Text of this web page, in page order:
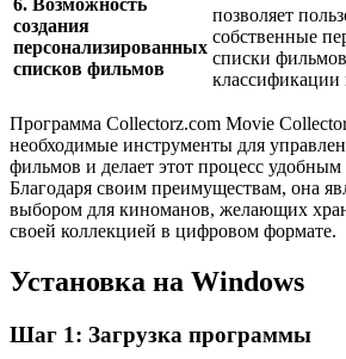
6. Возможность
создания
персонализированных
списков фильмов
позволяет
собственные
списки
классификации
Программа Collectorz.com Movie Collector
необходимые инструменты для
фильмов и делает этот процесс
Благодаря своим преимуществам, она
выбором для киноманов, желающих
своей коллекцией в цифровом формате.
Установка на Windows
Шаг 1: Загрузка программы